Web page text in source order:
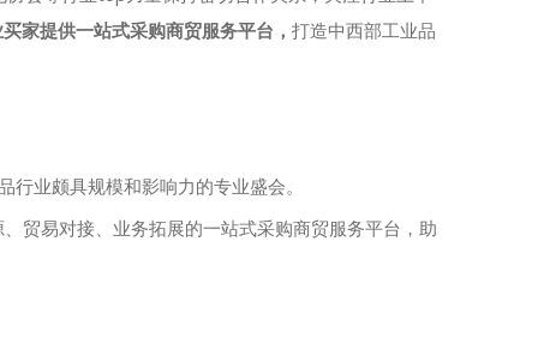
家提供一站式采购商贸服务平台， 打造中西部工业品
业颇具规模和影响力的专业盛会。
贸易对接、业务拓展的一站式采购商贸服务平台，助